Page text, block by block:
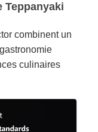
Teppanyaki
combinent un
culinaires